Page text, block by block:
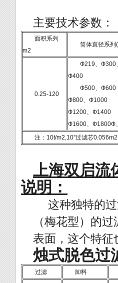
主要技术参数：
面积系列
m2
筒体直径系列
0.25-120
Ф219、Ф300
Ф400
Ф500、Ф600
Ф800、Ф1000
Ф1200、Ф1400
Ф1600、Ф1800Ф
注：10t/m2,10”过滤芯0.056m2
上海双启流
说明：
这种独特的过
（梅花型）的
表面，这个特征
烛式脱色过
过滤 卸料